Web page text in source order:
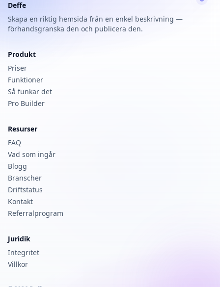
Deffe
Skapa en riktig hemsida från en enkel beskrivning —
förhandsgranska den och publicera den.
Produkt
Priser
Funktioner
Så funkar det
Pro Builder
Resurser
FAQ
Vad som ingår
Blogg
Branscher
Driftstatus
Kontakt
Referralprogram
Juridik
Integritet
Villkor